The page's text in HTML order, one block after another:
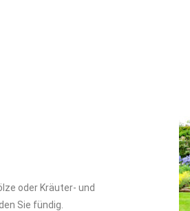
oder Kräuter- und
Sie fündig.